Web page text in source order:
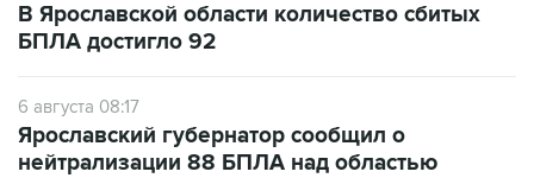
В Ярославской области количество сбитых
БПЛА достигло 92
6 августа 08:17
Ярославский губернатор сообщил о
нейтрализации 88 БПЛА над областью